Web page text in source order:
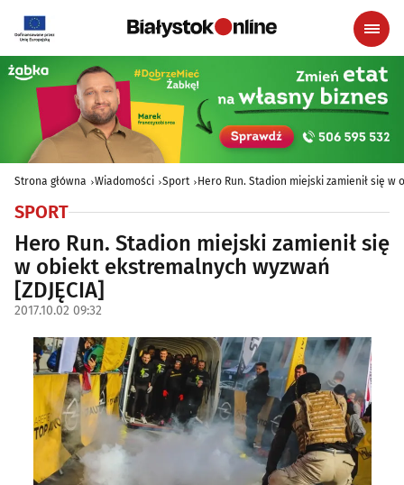
Strona główna Wiadomości Sport Hero Run. Stadion miejski zamienił się w
SPORT
Hero Run. Stadion miejski zamienił się
w obiekt ekstremalnych wyzwań
[ZDJĘCIA]
2017.10.02 09:32